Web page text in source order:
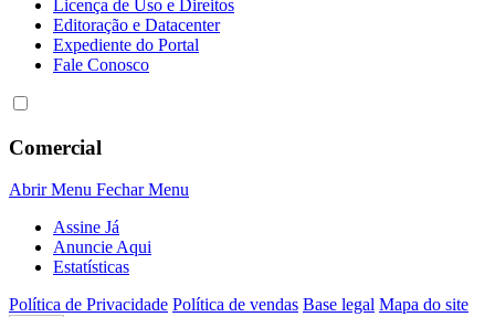
Licença de Uso e Direitos
Editoração e Datacenter
Expediente do Portal
Fale Conosco
Comercial
Abrir Menu Fechar Menu
Assine Já
Anuncie Aqui
Estatísticas
Política de Privacidade Política de vendas Base legal Mapa do site